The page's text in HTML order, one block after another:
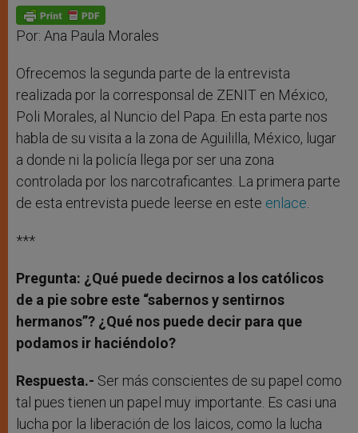
p
p
g
e
r
o
k
Por: Ana Paula Morales
Ofrecemos la segunda parte de la entrevista
realizada por la corresponsal de ZENIT en México,
Poli Morales, al Nuncio del Papa. En esta parte nos
habla de su visita a la zona de Aguililla, México, lugar
a donde ni la policía llega por ser una zona
controlada por los narcotraficantes. La primera parte
de esta entrevista puede leerse en este enlace
***
Pregunta: ¿Qué puede decirnos a los católicos
de a pie sobre este “sabernos y sentirnos
hermanos”? ¿Qué nos puede decir para que
podamos ir haciéndolo?
Respuesta.- Ser más conscientes de su papel como
tal pues tienen un papel muy importante. Es casi una
lucha por la liberación de los laicos, como la lucha